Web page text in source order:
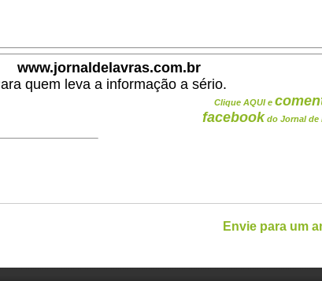
www.jornaldelavras.com.br
quem leva a informação a sério.
Clique AQUI e
facebook do Jornal de
Envie para um